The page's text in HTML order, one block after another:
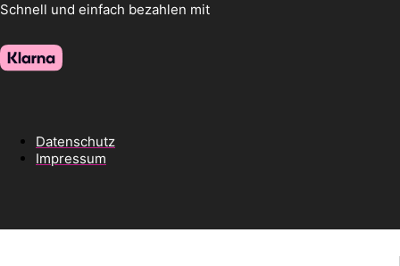
Schnell und einfach bezahlen mit
Datenschutz
Impressum